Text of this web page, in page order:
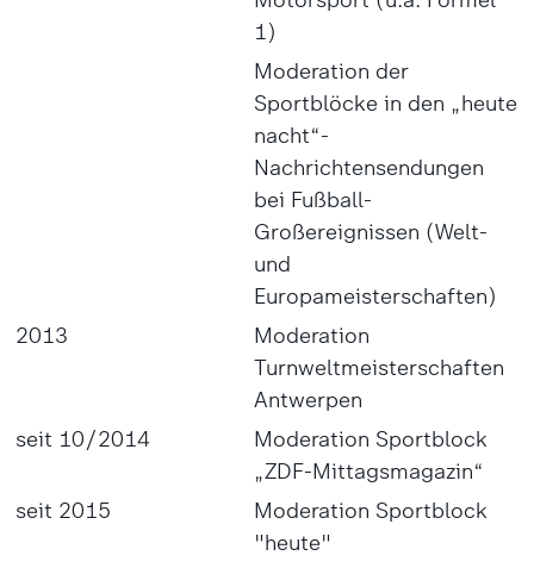
1)
Moderation der
Sportblöcke in den „heute
nacht“-
Nachrichtensendungen
bei Fußball-
Großereignissen (Welt-
und
Europameisterschaften)
2013
Moderation
Turnweltmeisterschaften
Antwerpen
seit 10/2014
Moderation Sportblock
„ZDF-Mittagsmagazin“
seit 2015
Moderation Sportblock
"heute"